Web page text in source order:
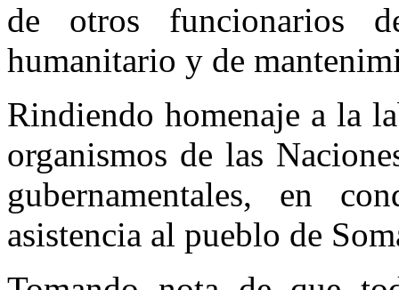
de otros funcionarios
humanitario y de
Rindiendo homenaje a la
organismos de las
gubernamentales, en
asistencia al pueblo de